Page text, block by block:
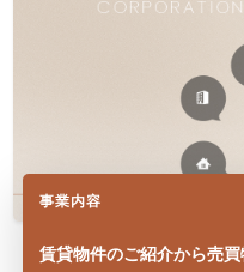
事業内容
賃貸物件のご紹介から売買